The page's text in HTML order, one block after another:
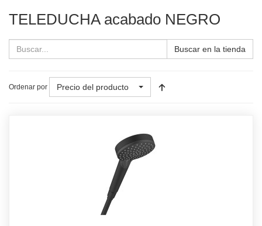
TELEDUCHA acabado NEGRO
Buscar en la tienda
Ordenar por Precio del producto